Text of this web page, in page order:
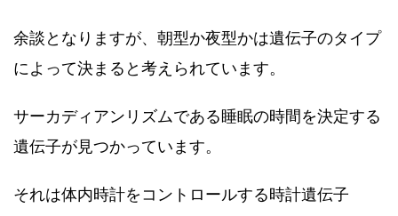
余談となりますが、朝型か夜型かは遺伝子のタイプ
によって決まると考えられています。
サーカディアンリズムである睡眠の時間を決定する
遺伝子が見つかっています。
それは体内時計をコントロールする時計遺伝子